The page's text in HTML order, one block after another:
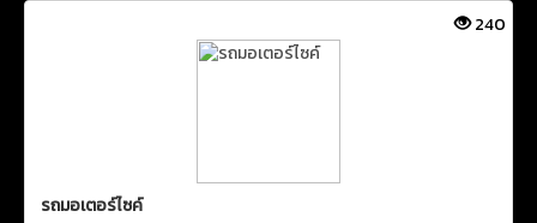
240
รถมอเตอร์ไซค์